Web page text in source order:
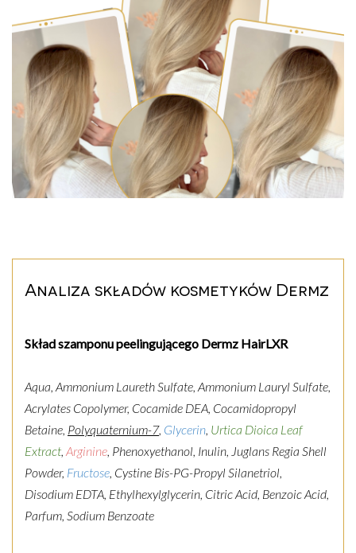
Analiza składów kosmetyków Dermz
Skład szamponu peelingującego Dermz HairLXR
Aqua, Ammonium Laureth Sulfate, Ammonium Lauryl Sulfate,
Acrylates Copolymer, Cocamide DEA, Cocamidopropyl
Betaine, Polyquaternium-7, Glycerin Urtica Dioica Leaf
Extract Arginine , Phenoxyethanol, Inulin, Juglans Regia Shell
Powder, Fructose , Cystine Bis-PG-Propyl Silanetriol,
Disodium EDTA, Ethylhexylglycerin, Citric Acid, Benzoic Acid,
Parfum, Sodium Benzoate